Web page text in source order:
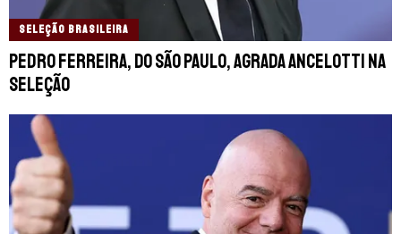
SELEÇÃO BRASILEIRA
Pedro Ferreira, do São Paulo, agrada Ancelotti na
seleção